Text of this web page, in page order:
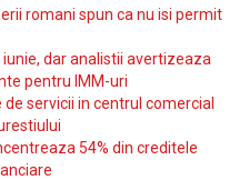
romani spun ca nu isi permit
iunie, dar analistii avertizeaza
pentru IMM-uri
de servicii in centrul comercial
54% din creditele